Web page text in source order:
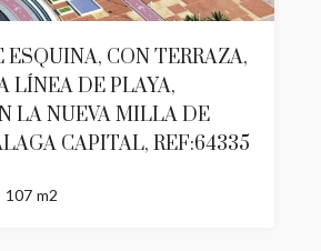
ESQUINA, CON TERRAZA,
LÍNEA DE PLAYA,
LA NUEVA MILLA DE
CAPITAL, REF:64335
107 m2